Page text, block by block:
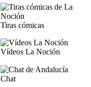
Tiras cómicas
Vídeos La Noción
Chat